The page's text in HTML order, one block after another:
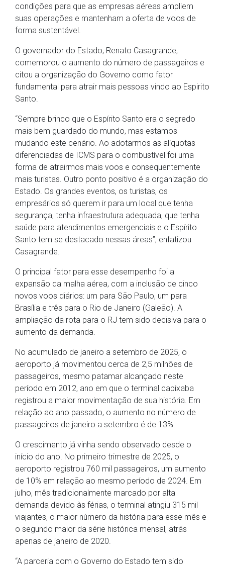
condições para que as empresas aéreas ampliem
suas operações e mantenham a oferta de voos de
forma sustentável.
O governador do Estado, Renato Casagrande,
comemorou o aumento do número de passageiros e
citou a organização do Governo como fator
fundamental para atrair mais pessoas vindo ao Espirito
Santo.
“Sempre brinco que o Espírito Santo era o segredo
mais bem guardado do mundo, mas estamos
mudando este cenário. Ao adotarmos as alíquotas
diferenciadas de ICMS para o combustível foi uma
forma de atrairmos mais voos e consequentemente
mais turistas. Outro ponto positivo é a organização do
Estado. Os grandes eventos, os turistas, os
empresários só querem ir para um local que tenha
segurança, tenha infraestrutura adequada, que tenha
saúde para atendimentos emergenciais e o Espírito
Santo tem se destacado nessas áreas”, enfatizou
Casagrande.
O principal fator para esse desempenho foi a
expansão da malha aérea, com a inclusão de cinco
novos voos diários: um para São Paulo, um para
Brasília e três para o Rio de Janeiro (Galeão). A
ampliação da rota para o RJ tem sido decisiva para o
aumento da demanda.
No acumulado de janeiro a setembro de 2025, o
aeroporto já movimentou cerca de 2,5 milhões de
passageiros, mesmo patamar alcançado neste
período em 2012, ano em que o terminal capixaba
registrou a maior movimentação de sua história. Em
relação ao ano passado, o aumento no número de
passageiros de janeiro a setembro é de 13%.
O crescimento já vinha sendo observado desde o
início do ano. No primeiro trimestre de 2025, o
aeroporto registrou 760 mil passageiros, um aumento
de 10% em relação ao mesmo período de 2024. Em
julho, mês tradicionalmente marcado por alta
demanda devido às férias, o terminal atingiu 315 mil
viajantes, o maior número da história para esse mês e
o segundo maior da série histórica mensal, atrás
apenas de janeiro de 2020.
“A parceria com o Governo do Estado tem sido